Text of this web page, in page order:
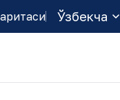
Ўзбекча